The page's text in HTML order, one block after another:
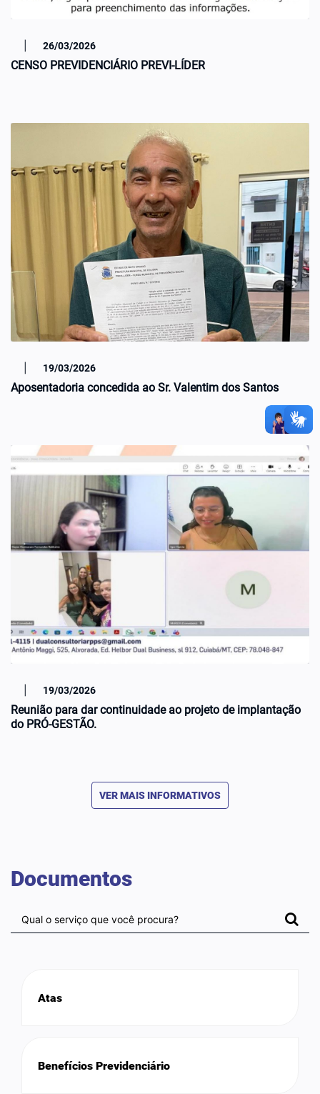
26/03/2026
CENSO PREVIDENCIÁRIO PREVI-LÍDER
19/03/2026
Aposentadoria concedida ao Sr. Valentim dos Santos
19/03/2026
Reunião para dar continuidade ao projeto de implantação
do PRÓ-GESTÃO.
VER MAIS INFORMATIVOS
Documentos
Atas
Benefícios Previdenciário